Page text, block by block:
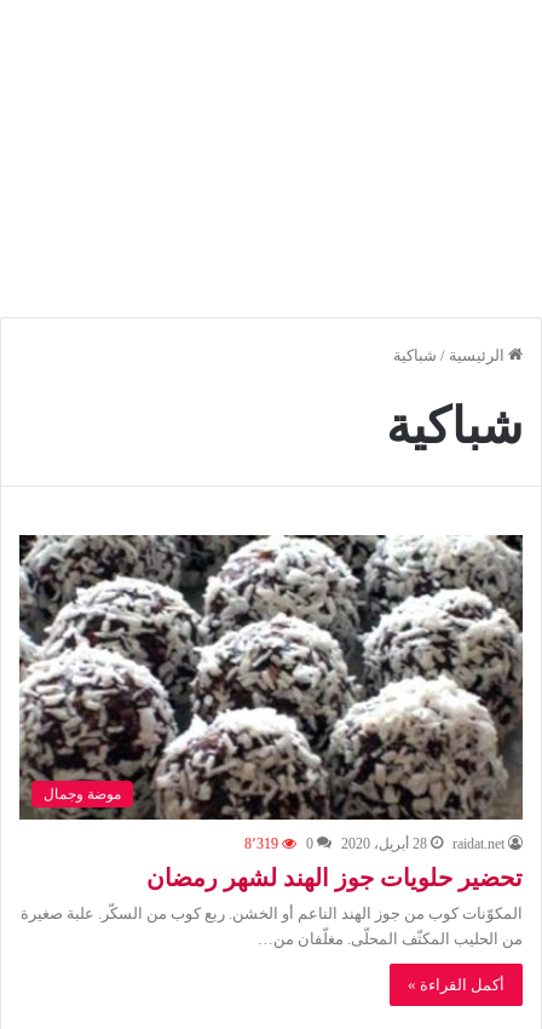
الرئيسية / شباكية
شباكية
موضة وجمال
raidat.net 28 أبريل، 2020 0 8٬319
تحضير حلويات جوز الهند لشهر رمضان
المكوّنات كوب من جوز الهند الناعم أو الخشن. ربع كوب من السكّر. علبة صغيرة
من الحليب المكثّف المحلّى. مغلّفان من…
أكمل القراءة »